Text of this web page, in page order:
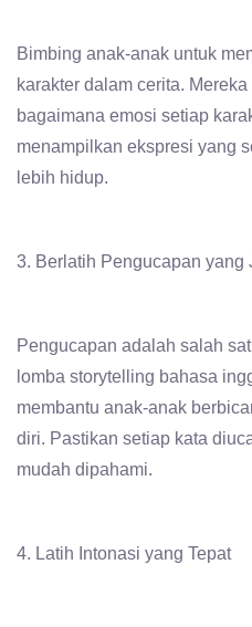
Bimbing anak-anak untuk
karakter dalam cerita.
bagaimana emosi setiap
menampilkan ekspresi yang
lebih hidup.
3. Berlatih Pengucapan yang
Pengucapan adalah salah
lomba storytelling bahasa
membantu anak-anak
diri. Pastikan setiap kata
mudah dipahami.
4. Latih Intonasi yang Tepat